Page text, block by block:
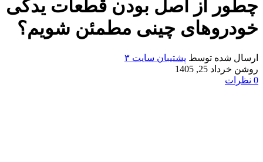
چطور از اصل بودن قطعات یدکی
خودروهای چینی مطمئن شویم؟
ارسال شده توسط پشتیبان سایت ۳
روشن خرداد 25, 1405
0 نظرات